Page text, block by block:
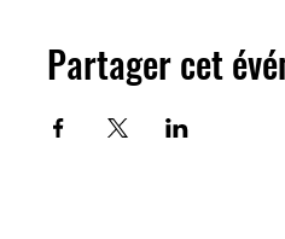
Partager cet